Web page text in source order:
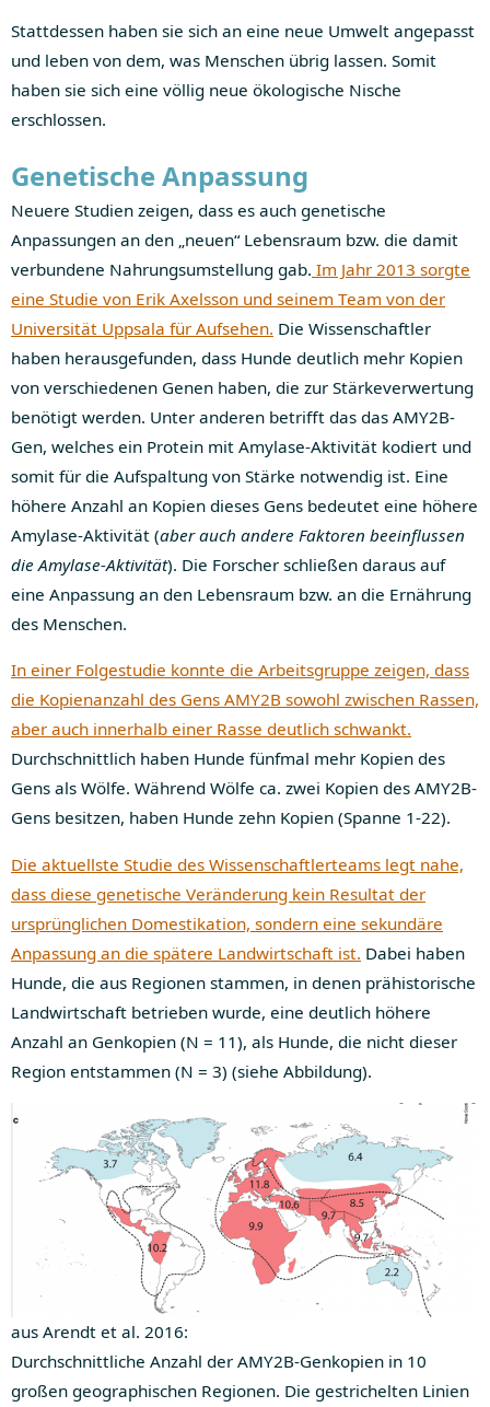
Stattdessen haben sie sich an eine neue Umwelt angepasst
und leben von dem, was Menschen übrig lassen. Somit
haben sie sich eine völlig neue ökologische Nische
erschlossen.
Genetische Anpassung
Neuere Studien zeigen, dass es auch genetische
Anpassungen an den „neuen“ Lebensraum bzw. die damit
verbundene Nahrungsumstellung gab. Im Jahr 2013 sorgte
eine Studie von Erik Axelsson und seinem Team von der
Universität Uppsala für Aufsehen. Die Wissenschaftler
haben herausgefunden, dass Hunde deutlich mehr Kopien
von verschiedenen Genen haben, die zur Stärkeverwertung
benötigt werden. Unter anderen betrifft das das AMY2B-
Gen, welches ein Protein mit Amylase-Aktivität kodiert und
somit für die Aufspaltung von Stärke notwendig ist. Eine
höhere Anzahl an Kopien dieses Gens bedeutet eine höhere
Amylase-Aktivität (aber auch andere Faktoren beeinflussen
die Amylase-Aktivität). Die Forscher schließen daraus auf
eine Anpassung an den Lebensraum bzw. an die Ernährung
des Menschen.
In einer Folgestudie konnte die Arbeitsgruppe zeigen, dass
die Kopienanzahl des Gens AMY2B sowohl zwischen Rassen,
aber auch innerhalb einer Rasse deutlich schwankt.
Durchschnittlich haben Hunde fünfmal mehr Kopien des
Gens als Wölfe. Während Wölfe ca. zwei Kopien des AMY2B-
Gens besitzen, haben Hunde zehn Kopien (Spanne 1-22).
Die aktuellste Studie des Wissenschaftlerteams legt nahe,
dass diese genetische Veränderung kein Resultat der
ursprünglichen Domestikation, sondern eine sekundäre
Anpassung an die spätere Landwirtschaft ist. Dabei haben
Hunde, die aus Regionen stammen, in denen prähistorische
Landwirtschaft betrieben wurde, eine deutlich höhere
Anzahl an Genkopien (N = 11), als Hunde, die nicht dieser
Region entstammen (N = 3) (siehe Abbildung).
aus Arendt et al. 2016:
Durchschnittliche Anzahl der AMY2B-Genkopien in 10
großen geographischen Regionen. Die gestrichelten Linien